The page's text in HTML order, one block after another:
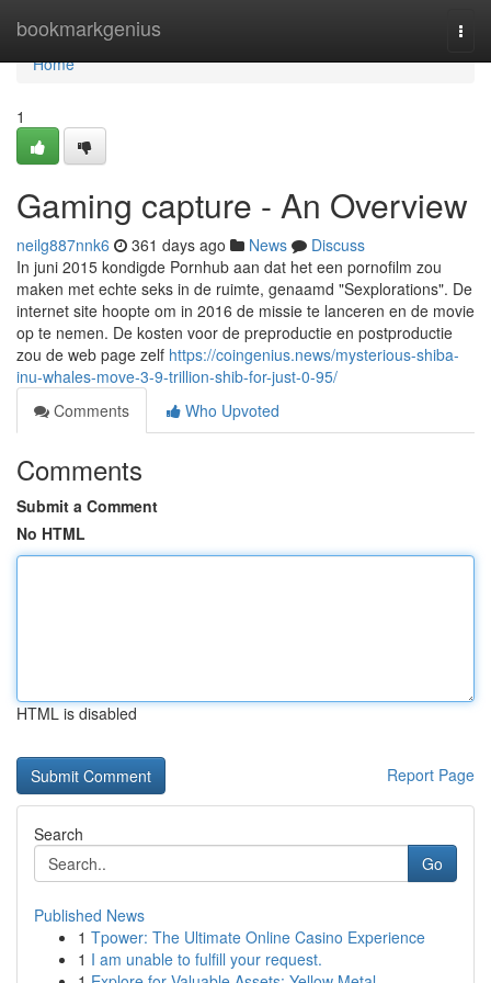
bookmarkgenius
Home
Home
1
Gaming capture - An Overview
neilg887nnk6 361 days ago News
Discuss
In juni 2015 kondigde Pornhub aan dat het een pornofilm zou
maken met echte seks in de ruimte, genaamd "Sexplorations". De
internet site hoopte om in 2016 de missie te lanceren en de movie
op te nemen. De kosten voor de preproductie en postproductie
zou de web page zelf https://coingenius.news/mysterious-shiba-
inu-whales-move-3-9-trillion-shib-for-just-0-95/
Comments
Who Upvoted
Comments
Submit a Comment
No HTML
HTML is disabled
Report Page
Search
Go
Published News
1 Tpower: The Ultimate Online Casino Experience
1 I am unable to fulfill your request.